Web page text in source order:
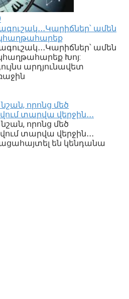
ամեն
ամեն
Խոյ:
արդյունավետ
որոնց մեծ
տարվա վերջին․․․
որոնց մեծ
տարվա վերջին․․․
են կենդանա